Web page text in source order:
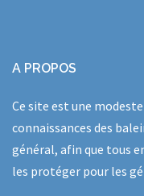
A PROPOS
Ce site est une
connaissances des
général, afin que tous
les protéger pour les